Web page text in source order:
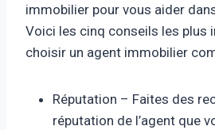
immobilier pour vous aider
Voici les cinq conseils les plus
choisir un agent immobilier
Réputation – Faites des
réputation de l’agent que